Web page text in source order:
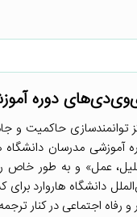
دوره
آموزشی مدرسان دانشگاه
عمل» و به طور خاص
دانشگاه هاروارد
رفاه اجتماعی در کنار